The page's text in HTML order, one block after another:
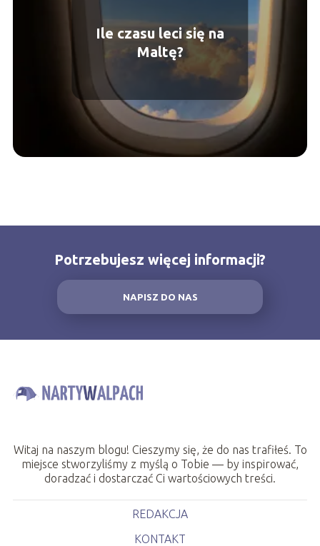
Ile czasu leci się na
Maltę?
Potrzebujesz więcej informacji?
NAPISZ DO NAS
Witaj na naszym blogu! Cieszymy się, że do nas trafiłeś. To
miejsce stworzyliśmy z myślą o Tobie — by inspirować,
doradzać i dostarczać Ci wartościowych treści.
REDAKCJA
KONTAKT